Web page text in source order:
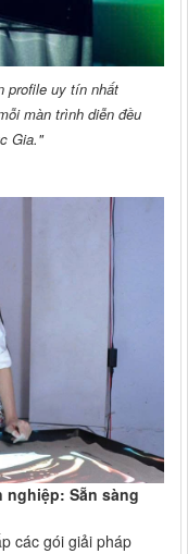
profile uy tín nhất
màn trình diễn đều
Gia."
nghiệp: Sẵn sàng
các gói giải pháp